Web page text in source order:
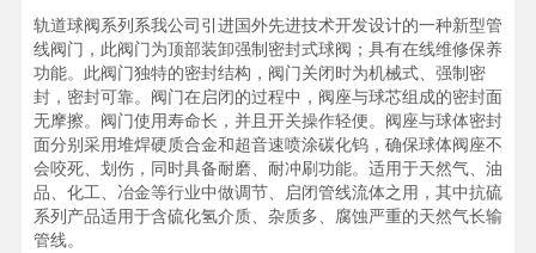
轨道球阀系列系我公司引进国外先进技术开发设计的一种新型管
线阀门，此阀门为顶部装卸强制密封式球阀；具有在线维修保养
功能。此阀门独特的密封结构，阀门关闭时为机械式、强制密
封，密封可靠。阀门在启闭的过程中，阀座与球芯组成的密封面
无摩擦。阀门使用寿命长，并且开关操作轻便。阀座与球体密封
面分别采用堆焊硬质合金和超音速喷涂碳化钨，确保球体阀座不
会咬死、划伤，同时具备耐磨、耐冲刷功能。适用于天然气、油
品、化工、冶金等行业中做调节、启闭管线流体之用，其中抗硫
系列产品适用于含硫化氢介质、杂质多、腐蚀严重的天然气长输
管线。